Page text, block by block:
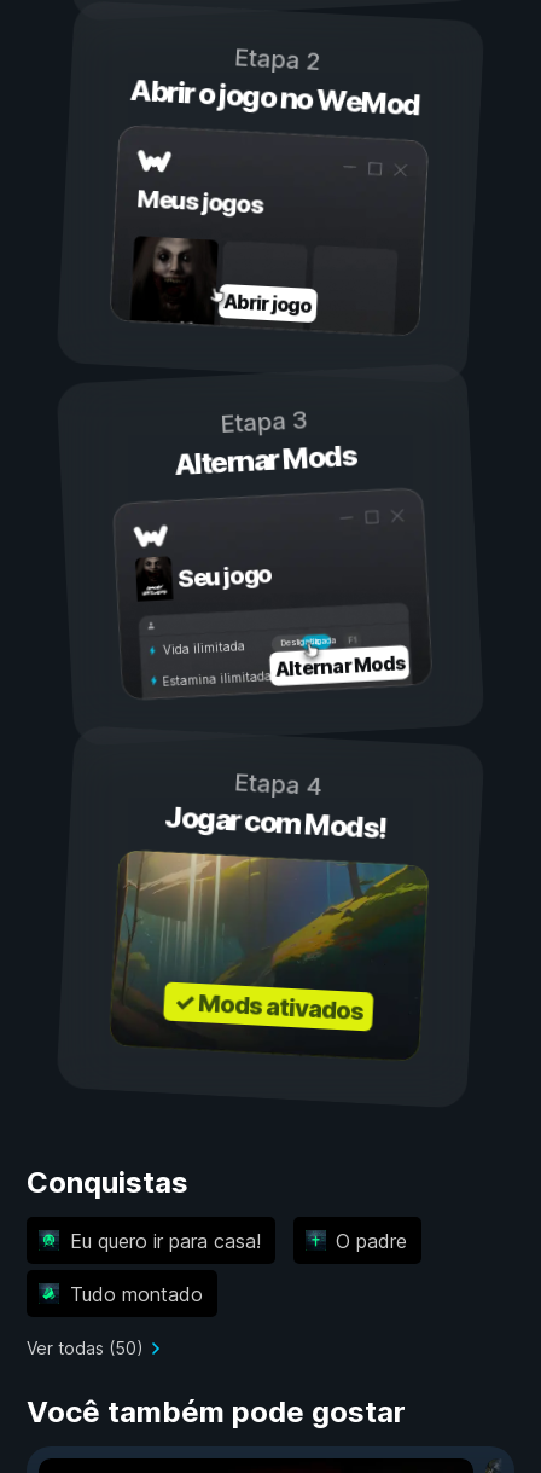
Etapa 2
Abrir o jogo no WeMod
Meus jogos
Abrir jogo
Etapa 3
Alternar Mods
Seu jogo
Ligada
Desligada
Vida ilimitada
Estamina ilimitadaAlternar Mods
Etapa 4
Jogar com Mods!
✓ Mods ativados
Conquistas
Eu quero ir para casa! O padre
Tudo montado
Ver todas (50)
Você também pode gostar